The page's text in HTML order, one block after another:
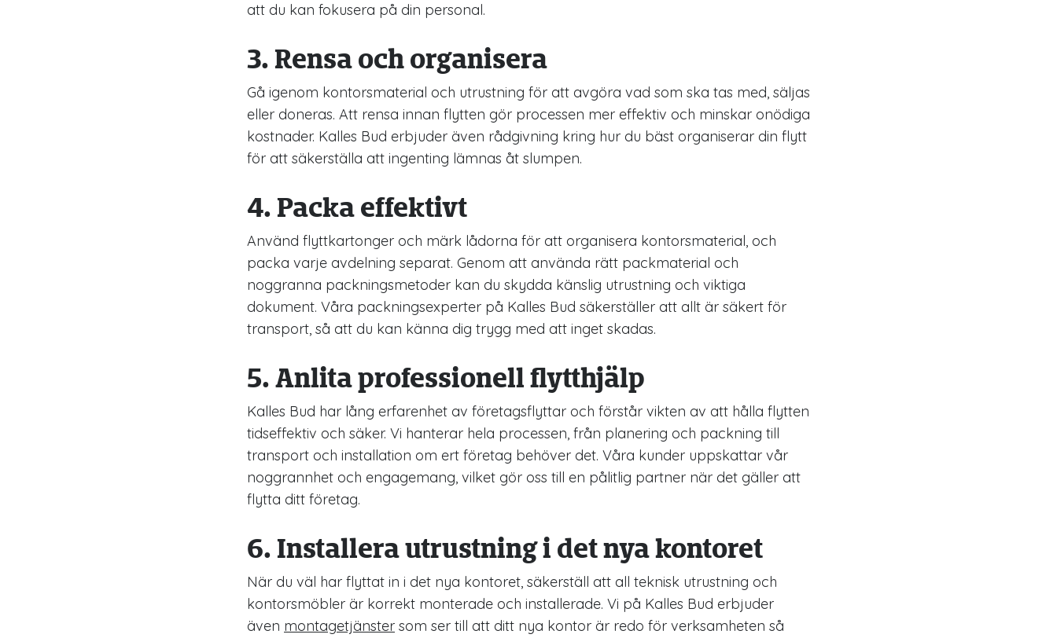
att du kan fokusera på din personal.
3. Rensa och organisera
Gå igenom kontorsmaterial och utrustning för att avgöra vad som ska tas med, säljas
eller doneras. Att rensa innan flytten gör processen mer effektiv och minskar onödiga
kostnader. Kalles Bud erbjuder även rådgivning kring hur du bäst organiserar din flytt
för att säkerställa att ingenting lämnas åt slumpen.
4. Packa effektivt
Använd flyttkartonger och märk lådorna för att organisera kontorsmaterial, och
packa varje avdelning separat. Genom att använda rätt packmaterial och
noggranna packningsmetoder kan du skydda känslig utrustning och viktiga
dokument. Våra packningsexperter på Kalles Bud säkerställer att allt är säkert för
transport, så att du kan känna dig trygg med att inget skadas.
5. Anlita professionell flytthjälp
Kalles Bud har lång erfarenhet av företagsflyttar och förstår vikten av att hålla flytten
tidseffektiv och säker. Vi hanterar hela processen, från planering och packning till
transport och installation om ert företag behöver det. Våra kunder uppskattar vår
noggrannhet och engagemang, vilket gör oss till en pålitlig partner när det gäller att
flytta ditt företag.
6. Installera utrustning i det nya kontoret
När du väl har flyttat in i det nya kontoret, säkerställ att all teknisk utrustning och
kontorsmöbler är korrekt monterade och installerade. Vi på Kalles Bud erbjuder
även montagetjänster som ser till att ditt nya kontor är redo för verksamheten så